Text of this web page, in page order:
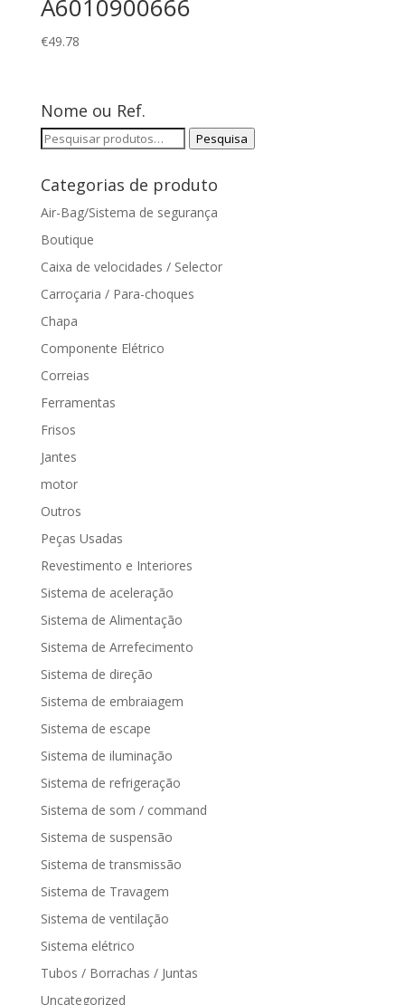
A6010900666
€49.78
Nome ou Ref.
Pesquisar
Pesquisa
Categorias de produto
Air-Bag/Sistema de segurança
Boutique
Caixa de velocidades / Selector
Carroçaria / Para-choques
Chapa
Componente Elétrico
Correias
Ferramentas
Frisos
Jantes
motor
Outros
Peças Usadas
Revestimento e Interiores
Sistema de aceleração
Sistema de Alimentação
Sistema de Arrefecimento
Sistema de direção
Sistema de embraiagem
Sistema de escape
Sistema de iluminação
Sistema de refrigeração
Sistema de som / command
Sistema de suspensão
Sistema de transmissão
Sistema de Travagem
Sistema de ventilação
Sistema elétrico
Tubos / Borrachas / Juntas
Uncategorized